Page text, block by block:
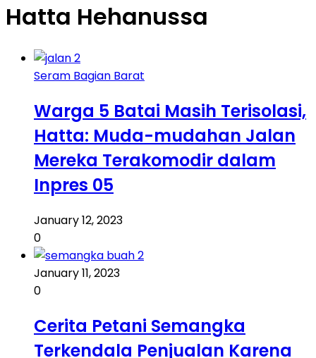
Hatta Hehanussa
Seram Bagian Barat
Warga 5 Batai Masih Terisolasi,
Hatta: Muda-mudahan Jalan
Mereka Terakomodir dalam
Inpres 05
January 12, 2023
0
January 11, 2023
0
Cerita Petani Semangka
Terkendala Penjualan Karena